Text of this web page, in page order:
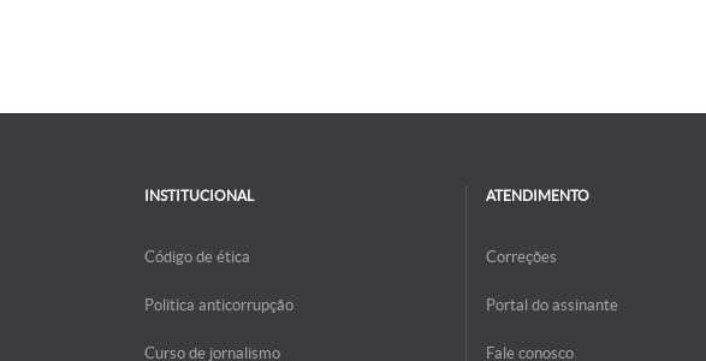
INSTITUCIONAL
Código de ética
Politica anticorrupção
Curso de jornalismo
ATENDIMENTO
Correções
Portal do assinante
Fale conosco